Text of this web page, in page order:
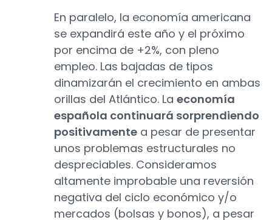
En paralelo, la economía americana
se expandirá este año y el próximo
por encima de +2%, con pleno
empleo. Las bajadas de tipos
dinamizarán el crecimiento en ambas
orillas del Atlántico. La economía
española continuará sorprendiendo
positivamente a pesar de presentar
unos problemas estructurales no
despreciables. Consideramos
altamente improbable una reversión
negativa del ciclo económico y/o
mercados (bolsas y bonos), a pesar